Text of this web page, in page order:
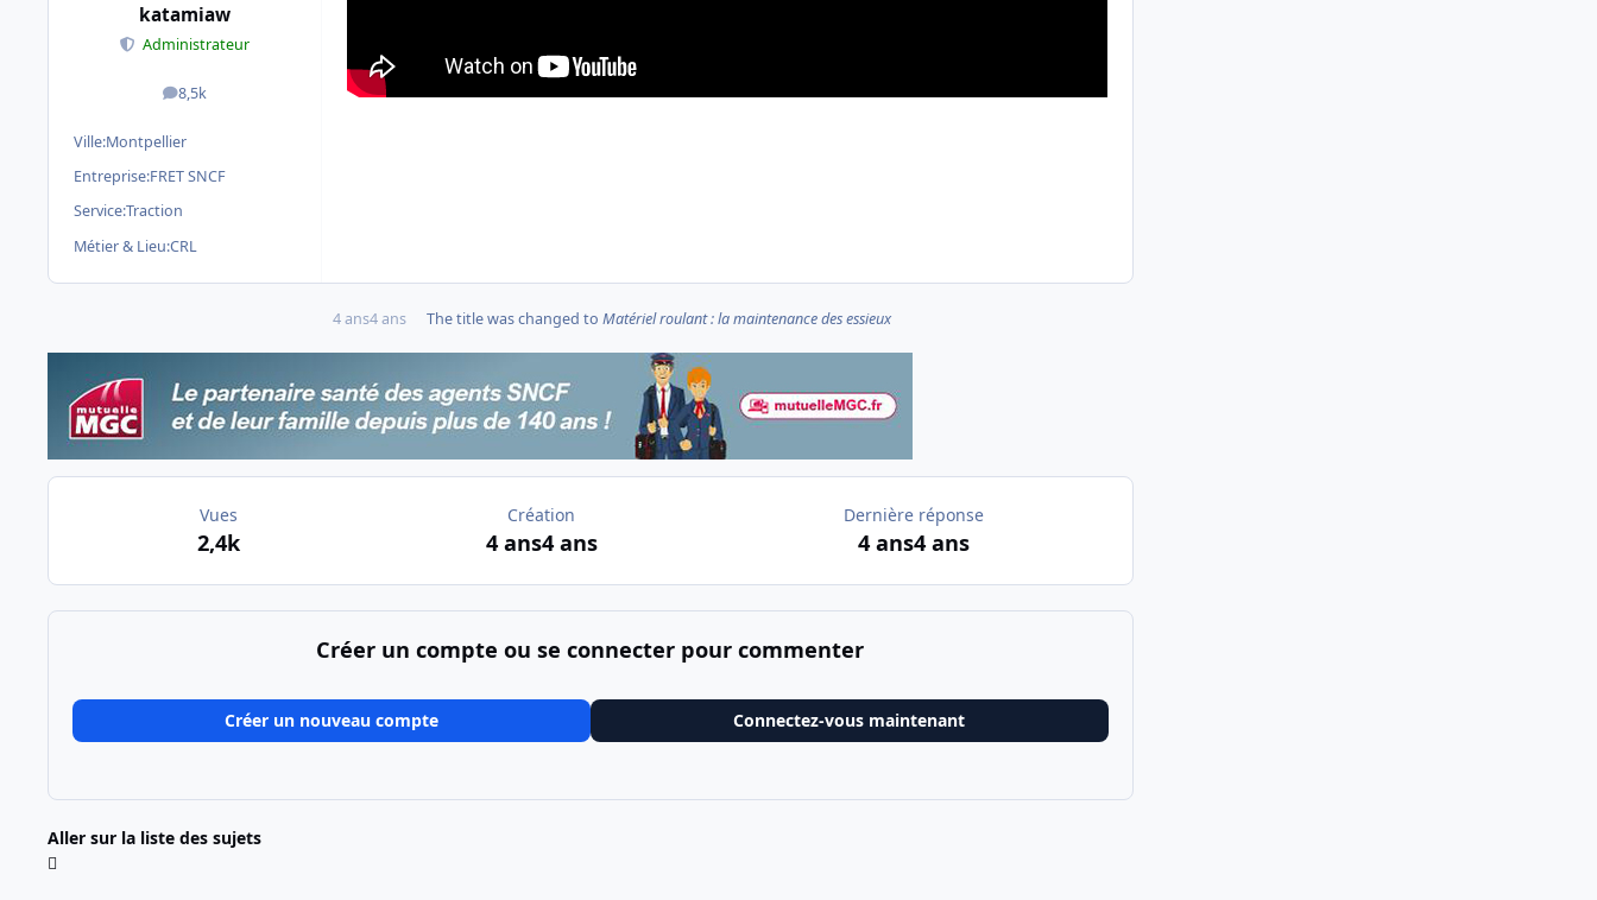
katamiaw
Administrateur
8,5k
messages
Ville:Montpellier
Entreprise:FRET SNCF
Service:Traction
Métier & Lieu:CRL
4 ans4 ans The title was changed to Matériel roulant : la maintenance des essieux
Vues
2,4k
Création
4 ans4 ans
Dernière réponse
4 ans4 ans
Créer un compte ou se connecter pour commenter
Créer un nouveau compte Connectez-vous maintenant
Aller sur la liste des sujets